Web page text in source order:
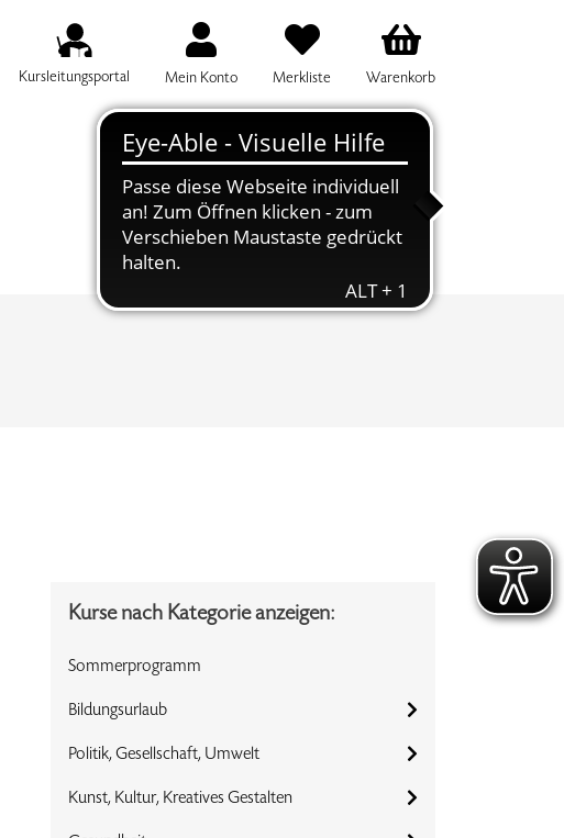
Kursleitungsportal Mein Konto Merkliste Warenkorb
SUCHBEGRIFF FÜR DIE KURSSUCHE EINGEBEN
Kurse nach Kategorie anzeigen:
Sommerprogramm
Bildungsurlaub
Politik, Gesellschaft, Umwelt
Kunst, Kultur, Kreatives Gestalten